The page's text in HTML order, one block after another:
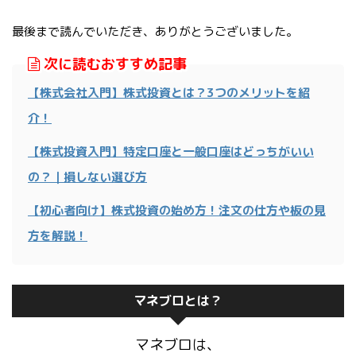
最後まで読んでいただき、ありがとうございました。
次に読むおすすめ記事
【株式会社入門】株式投資とは？3つのメリットを紹
介！
【株式投資入門】特定口座と一般口座はどっちがいい
の？｜損しない選び方
【初心者向け】株式投資の始め方！注文の仕方や板の見
方を解説！
マネブロとは？
マネブロは、